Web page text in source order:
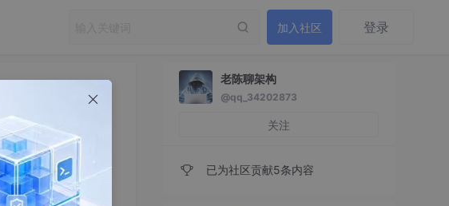
加入社区 登录
老陈聊架构
@qq_34202873
关注
已为社区贡献5条内容